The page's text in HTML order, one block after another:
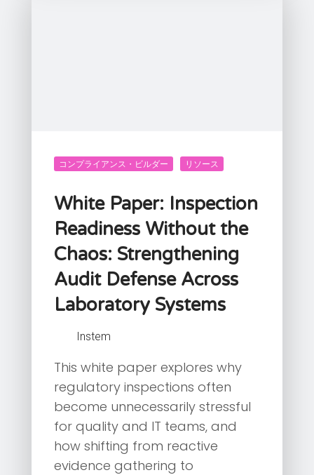
コンプライアンス・ビルダー リソース
White Paper: Inspection
Readiness Without the
Chaos: Strengthening
Audit Defense Across
Laboratory Systems
Instem
This white paper explores why
regulatory inspections often
become unnecessarily stressful
for quality and IT teams, and
how shifting from reactive
evidence gathering to